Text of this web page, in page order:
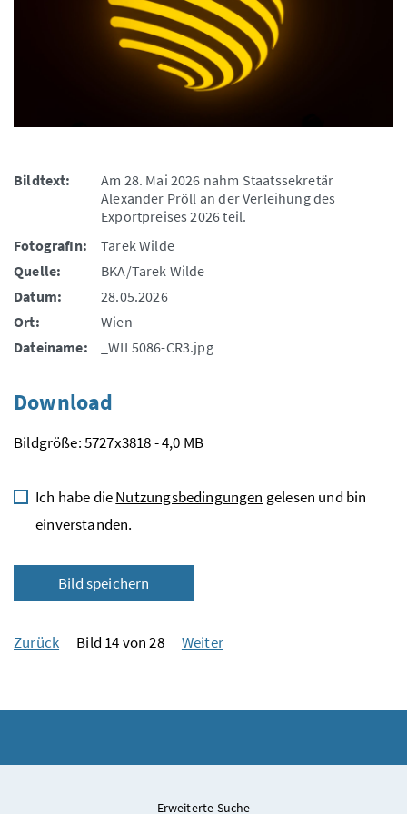
Bildtext:
Am 28. Mai 2026 nahm Staatssekretär
Alexander Pröll an der Verleihung des
Exportpreises 2026 teil.
FotografIn:
Tarek Wilde
Quelle:
BKA/Tarek Wilde
Datum:
28.05.2026
Ort:
Wien
Dateiname:
_WIL5086-CR3.jpg
Download
Bildgröße: 5727x3818 - 4,0 MB
Ich habe dieNutzungsbedingungen gelesen und bin
einverstanden.
Bild speichern
Zurück Bild 14 von 28 Weiter
Erweiterte Suche